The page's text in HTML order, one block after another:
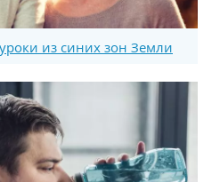
из синих зон Земли